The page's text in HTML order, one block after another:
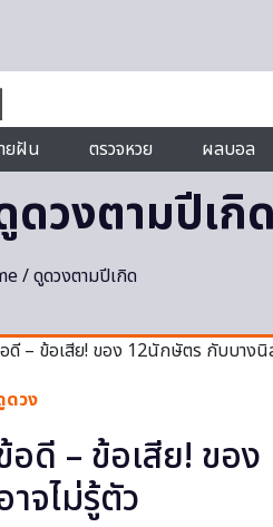
ยฝัน ตรวจหวย ผลบอล
ดวงตามปีเกิด
/ ดูดวงตามปีเกิด
ดวง
อดี – ข้อเสีย! ขอ
าจไม่รู้ตัว